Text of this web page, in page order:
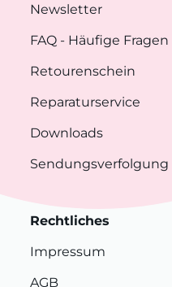
Newsletter
FAQ - Häufige Fragen
Retourenschein
Reparaturservice
Downloads
Sendungsverfolgung
Rechtliches
Impressum
AGB